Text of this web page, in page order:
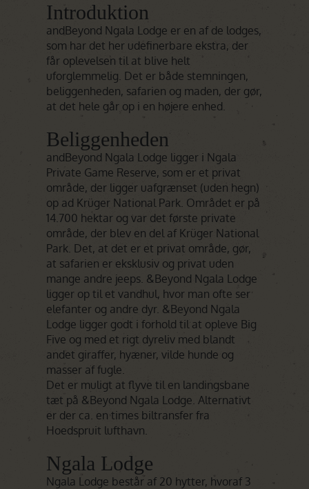
Introduktion
andBeyond Ngala Lodge er en af de lodges,
som har det her udefinerbare ekstra, der
får oplevelsen til at blive helt
uforglemmelig. Det er både stemningen,
beliggenheden, safarien og maden, der gør,
at det hele går op i en højere enhed.
Beliggenheden
andBeyond Ngala Lodge ligger i Ngala
Private Game Reserve, som er et privat
område, der ligger uafgrænset (uden hegn)
op ad Krüger National Park. Området er på
14.700 hektar og var det første private
område, der blev en del af Krüger National
Park. Det, at det er et privat område, gør,
at safarien er eksklusiv og privat uden
mange andre jeeps. &Beyond Ngala Lodge
ligger op til et vandhul, hvor man ofte ser
elefanter og andre dyr. &Beyond Ngala
Lodge ligger godt i forhold til at opleve Big
Five og med et rigt dyreliv med blandt
andet giraffer, hyæner, vilde hunde og
masser af fugle.
Det er muligt at flyve til en landingsbane
tæt på &Beyond Ngala Lodge. Alternativt
er der ca. en times biltransfer fra
Hoedspruit lufthavn.
Ngala Lodge
Ngala Lodge består af 20 hytter, hvoraf 3